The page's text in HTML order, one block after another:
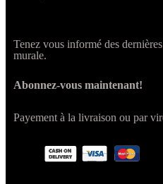
Tenez vous informé des
murale.
Abonnez-vous maintenant!
Payement à la livraison ou par